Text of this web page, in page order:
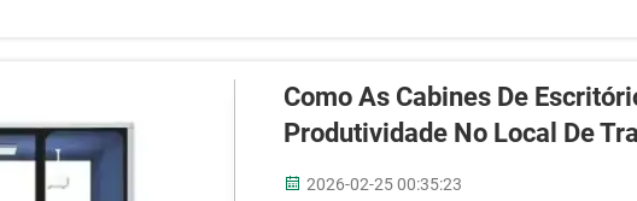
Como As Cabines De
Produtividade No Local De
2026-02-25 00:35:23